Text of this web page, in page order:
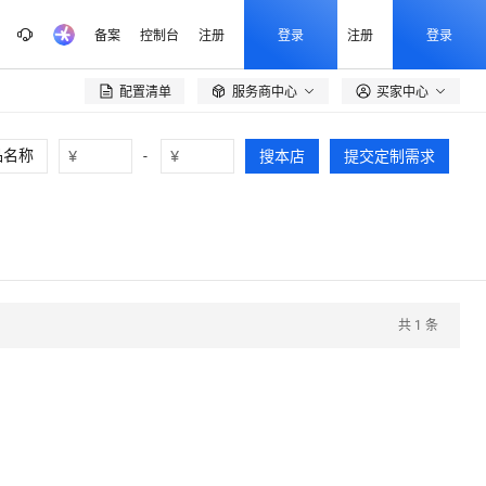
备案 控制台 注册 登录 注册 登录
配置清单  服务商中心 买家中心
¥ - ¥ 搜本店 提交定制需求
共 1 条